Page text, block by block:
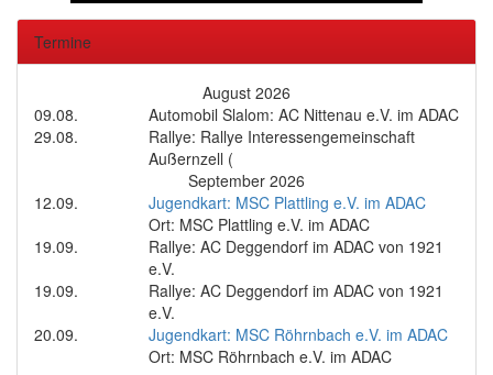
Termine
August 2026
09.08.
Automobil Slalom: AC Nittenau e.V. im ADAC
29.08.
Rallye: Rallye Interessengemeinschaft
Außernzell (
September 2026
12.09.
Jugendkart: MSC Plattling e.V. im ADAC
Ort: MSC Plattling e.V. im ADAC
19.09.
Rallye: AC Deggendorf im ADAC von 1921
e.V.
19.09.
Rallye: AC Deggendorf im ADAC von 1921
e.V.
20.09.
Jugendkart: MSC Röhrnbach e.V. im ADAC
Ort: MSC Röhrnbach e.V. im ADAC